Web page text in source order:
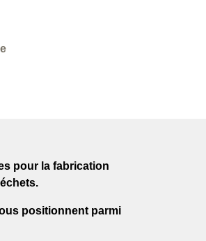
pour la fabrication
positionnent parmi